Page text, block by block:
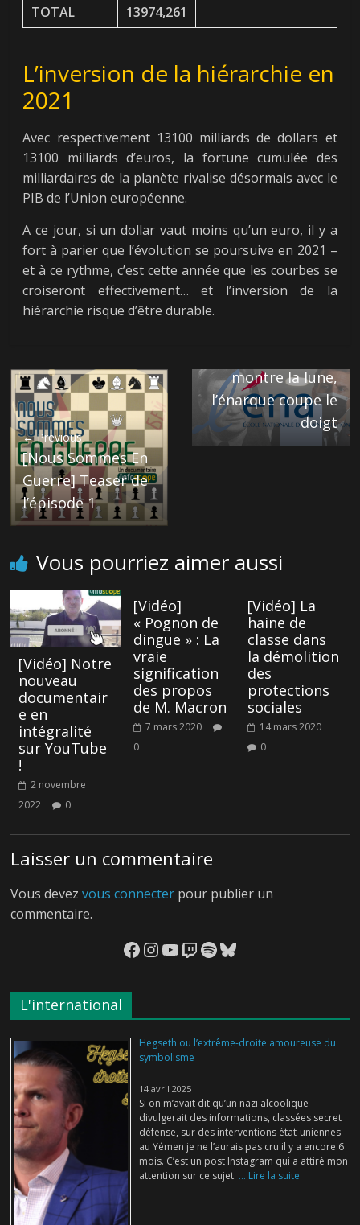
TOTAL
13974,261
L’inversion de la hiérarchie en
2021
Avec respectivement 13100 milliards de dollars et
13100 milliards d’euros, la fortune cumulée des
milliardaires de la planète rivalise désormais avec le
PIB de l’Union européenne.
A ce jour, si un dollar vaut moins qu’un euro, il y a
fort à parier que l’évolution se poursuive en 2021 –
et à ce rythme, c’est cette année que les courbes se
croiseront effectivement… et l’inversion de la
hiérarchie risque d’être durable.
← Previous
[Nous Sommes En
Guerre] Teaser de
l’épisode 1
montre la lune,
l’énarque coupe le
doigt
Vous pourriez aimer aussi
[Vidéo] Notre
nouveau
documentair
e en
intégralité
sur YouTube
!
2 novembre
2022
0
[Vidéo]
« Pognon de
dingue » : La
vraie
signification
des propos
de M. Macron
7 mars 2020
0
[Vidéo] La
haine de
classe dans
la démolition
des
protections
sociales
14 mars 2020
0
Laisser un commentaire
Vous devezvous connecter pour publier un
commentaire.
Facebook
Instagram
YouTube
Twitch
Spotify
Bluesky
L'international
Hegseth ou l’extrême-droite amoureuse du
symbolisme
14 avril 2025
Si on m’avait dit qu’un nazi alcoolique
divulgerait des informations, classées secret
défense, sur des interventions état-uniennes
au Yémen je ne l’aurais pas cru il y a encore 6
mois. C’est un post Instagram qui a attiré mon
attention sur ce sujet. ... Lire la suite